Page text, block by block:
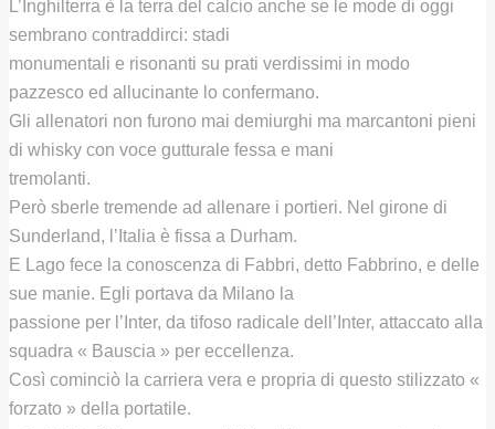
L’Inghilterra è la terra del calcio anche se le mode di oggi
sembrano contraddirci: stadi
monumentali e risonanti su prati verdissimi in modo
pazzesco ed allucinante lo confermano.
Gli allenatori non furono mai demiurghi ma marcantoni pieni
di whisky con voce gutturale fessa e mani
tremolanti.
Però sberle tremende ad allenare i portieri. Nel girone di
Sunderland, l’Italia è fissa a Durham.
E Lago fece la conoscenza di Fabbri, detto Fabbrino, e delle
sue manie. Egli portava da Milano la
passione per l’Inter, da tifoso radicale dell’Inter, attaccato alla
squadra « Bauscia » per eccellenza.
Così cominciò la carriera vera e propria di questo stilizzato «
forzato » della portatile.